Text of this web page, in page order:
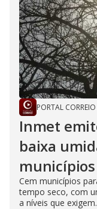
PORTAL CORREIO
Inmet
baixa
Cem municípios
tempo seco, com
a níveis que